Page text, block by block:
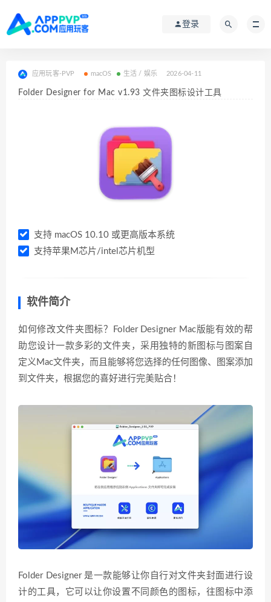
登录
应用玩客-PVP macOS 生活 / 娱乐 2026-04-11
Folder Designer for Mac v1.93 文件夹图标设计工具
支持 macOS 10.10 或更高版本系统
支持苹果M芯片/intel芯片机型
软件简介
如何修改文件夹图标？Folder Designer Mac版能有效的帮
助您设计一款多彩的文件夹，采用独特的新图标与图案自
定义Mac文件夹，而且能够将您选择的任何图像、图案添加
到文件夹，根据您的喜好进行完美贴合！
Folder Designer 是一款能够让你自行对文件夹封面进行设
计的工具，它可以让你设置不同颜色的图标，往图标中添